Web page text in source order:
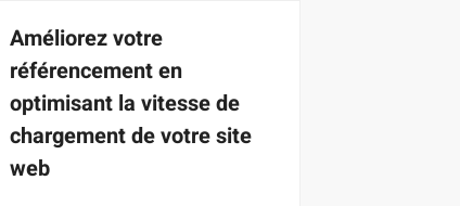
Améliorez votre
référencement en
optimisant la vitesse de
chargement de votre site
web